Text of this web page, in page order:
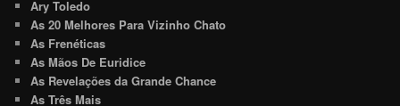
Ary Toledo
As 20 Melhores Para Vizinho Chato
As Frenéticas
As Mãos De Euridice
As Revelações da Grande Chance
As Três Mais